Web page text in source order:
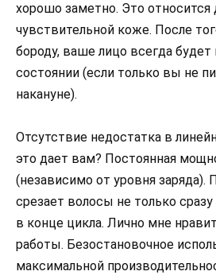
хорошо заметно. Это относится
чувствительной коже. После
бороду, ваше лицо всегда
состоянии (если только вы не
накануне).
Отсутствие недостатка в
это дает вам? Постоянная
(независимо от уровня
срезает волосы не только
в конце цикла. Лично мне
работы. Безостановочное
максимальной